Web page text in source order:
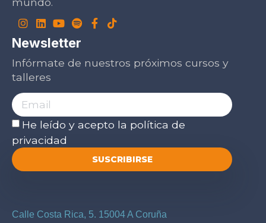
Newsletter
Infórmate de nuestros próximos cursos y
talleres
He leído y acepto la política de
privacidad
SUSCRIBIRSE
Calle Costa Rica, 5. 15004 A Coruña